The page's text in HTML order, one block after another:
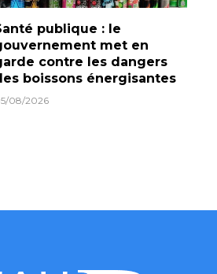
publique : le
met en
contre les dangers
boissons énergisantes
08/2026